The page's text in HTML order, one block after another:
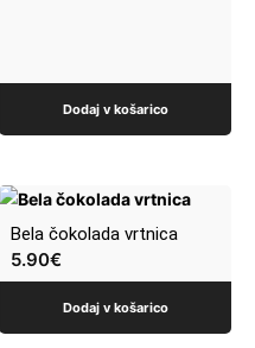
Dodaj v košarico
Bela čokolada vrtnica
5.90€
Dodaj v košarico